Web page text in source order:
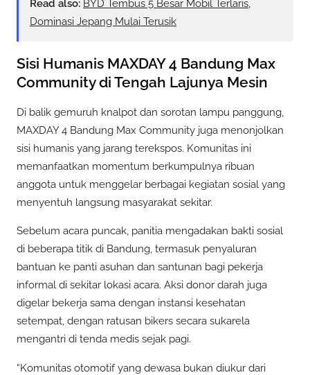
Read also: BYD Tembus 5 Besar Mobil Terlaris,
Dominasi Jepang Mulai Terusik
Sisi Humanis MAXDAY 4 Bandung Max
Community di Tengah Lajunya Mesin
Di balik gemuruh knalpot dan sorotan lampu panggung,
MAXDAY 4 Bandung Max Community juga menonjolkan
sisi humanis yang jarang terekspos. Komunitas ini
memanfaatkan momentum berkumpulnya ribuan
anggota untuk menggelar berbagai kegiatan sosial yang
menyentuh langsung masyarakat sekitar.
Sebelum acara puncak, panitia mengadakan bakti sosial
di beberapa titik di Bandung, termasuk penyaluran
bantuan ke panti asuhan dan santunan bagi pekerja
informal di sekitar lokasi acara. Aksi donor darah juga
digelar bekerja sama dengan instansi kesehatan
setempat, dengan ratusan bikers secara sukarela
mengantri di tenda medis sejak pagi.
“Komunitas otomotif yang dewasa bukan diukur dari